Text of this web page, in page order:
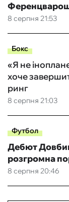
8 серпня 21:53
Бокс
8 серпня 21:03
«Я не
хоче
ринг
Футбол
8 серпня 20:46
Дебют
розгромна